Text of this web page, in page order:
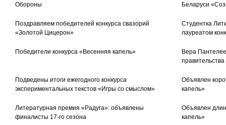
Обороны
Беларуси
Поздравляем победителей конкурса свазорий
«Золотой Цицерон»
Студентка
лауреатом
Победители конкурса «Весенняя капель»
Вера
Подведены итоги ежегодного конкурса
экспериментальных текстов «Игры со смыслом»
Объявлен
капель»
Литературная премия «Радуга»: объявлены
финалисты 17-го сезона
Объявлен
капель»